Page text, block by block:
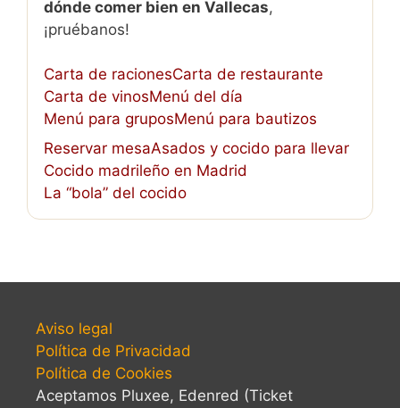
dónde comer bien en Vallecas,
¡pruébanos!
Carta de racionesCarta de restaurante
Carta de vinosMenú del día
Menú para gruposMenú para bautizos
Reservar mesaAsados y cocido para llevar
Cocido madrileño en Madrid
La “bola” del cocido
Aviso legal
Política de Privacidad
Política de Cookies
Aceptamos Pluxee, Edenred (Ticket